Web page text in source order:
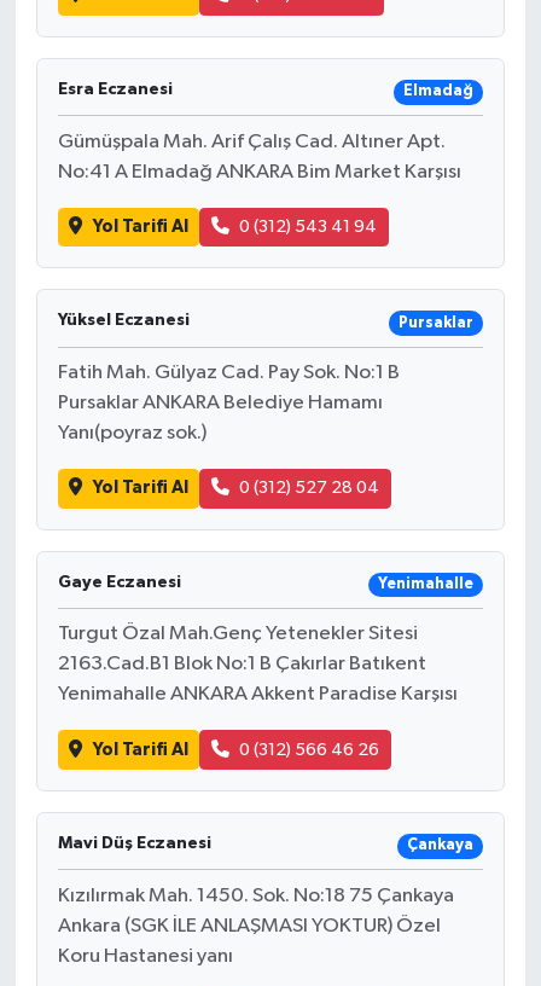
Esra Eczanesi Elmadağ
Gümüşpala Mah. Arif Çalış Cad. Altıner Apt.
No:41 A Elmadağ ANKARA Bim Market Karşısı
Yol Tarifi Al 0 (312) 543 41 94
Yüksel Eczanesi Pursaklar
Fatih Mah. Gülyaz Cad. Pay Sok. No:1 B
Pursaklar ANKARA Belediye Hamamı
Yanı(poyraz sok.)
Yol Tarifi Al 0 (312) 527 28 04
Gaye Eczanesi Yenimahalle
Turgut Özal Mah.Genç Yetenekler Sitesi
2163.Cad.B1 Blok No:1 B Çakırlar Batıkent
Yenimahalle ANKARA Akkent Paradise Karşısı
Yol Tarifi Al 0 (312) 566 46 26
Mavi Düş Eczanesi Çankaya
Kızılırmak Mah. 1450. Sok. No:18 75 Çankaya
Ankara (SGK İLE ANLAŞMASI YOKTUR) Özel
Koru Hastanesi yanı